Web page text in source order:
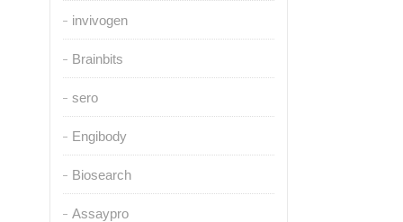
invivogen
Brainbits
sero
Engibody
Biosearch
Assaypro